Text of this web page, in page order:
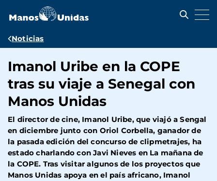
contenido
Ruta
navegación
Noticias
Imanol Uribe en la COPE
tras su viaje a Senegal con
Manos Unidas
El director de cine, Imanol Uribe, que viajó a Sengal
en diciembre junto con Oriol Corbella, ganador de
la pasada edición del concurso de clipmetrajes, ha
estado charlando con Javi Nieves en La mañana de
la COPE. Tras visitar algunos de los proyectos que
Manos Unidas apoya en el país africano, Imanol